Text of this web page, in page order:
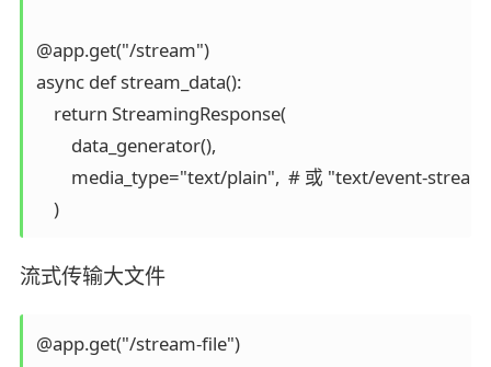
@app.get("/stream")
async def stream_data():
    return StreamingResponse(
        data_generator(),
media_type="text/plain",  # 或 "text/event-
    )
流式传输大文件
@app.get("/stream-file")